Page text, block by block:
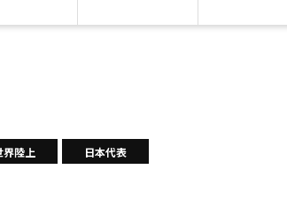
ト
駅伝データ
選手名鑑
界陸上 日本代表